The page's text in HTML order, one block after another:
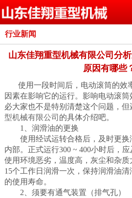
行业新闻
山东佳翔重型机械有限公司分
原因有哪些
使用一段时间后，电动滚筒的效
因素在影响它的运行。影响电动滚
必大家也不是特别清楚这个问题，但
型机械有限公司 的具体介绍吧。
1、润滑油的更换
使用经试运转合格后，及时更换
内部。正式运行300 ~ 400小时后，
使用环境恶劣，温度高，灰尘和杂
15个工作日润滑一次，保持润滑油
的使用寿命。
2、须要有通气装置（排气孔）